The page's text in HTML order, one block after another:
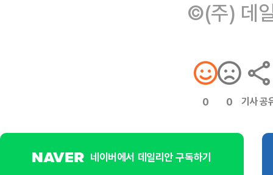
©(주) 데
0 0 기사 공
네이버에서 데일리안 구독하기